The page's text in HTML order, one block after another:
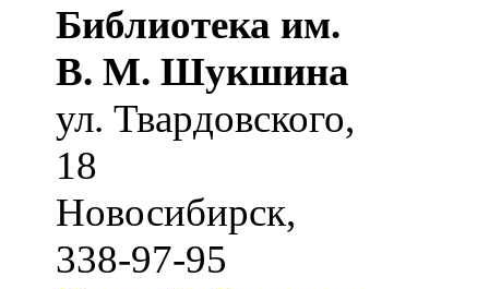
Библиотека им.
В. М. Шукшина
ул. Твардовского,
18
Новосибирск,
338-97-95